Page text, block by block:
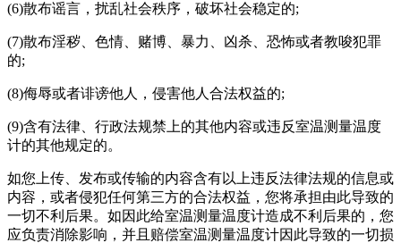
(6)散布谣言，扰乱社会秩序，破坏社会稳定的;
(7)散布淫秽、色情、赌博、暴力、凶杀、恐怖或者教唆犯罪
的;
(8)侮辱或者诽谤他人，侵害他人合法权益的;
(9)含有法律、行政法规禁上的其他内容或违反室温测量温度
计的其他规定的。
如您上传、发布或传输的内容含有以上违反法律法规的信息或
内容，或者侵犯任何第三方的合法权益，您将承担由此导致的
一切不利后果。如因此给室温测量温度计造成不利后果的，您
应负责消除影响，并且赔偿室温测量温度计因此导致的一切损